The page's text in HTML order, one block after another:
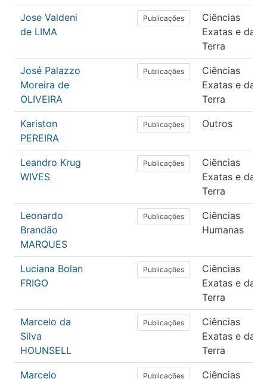
Jose Valdeni
de LIMA
Publicações
Ciências
Exatas e da
Terra
José Palazzo
Moreira de
OLIVEIRA
Publicações
Ciências
Exatas e da
Terra
Kariston
PEREIRA
Publicações Outros
Leandro Krug
WIVES
Publicações
Ciências
Exatas e da
Terra
Leonardo
Brandão
MARQUES
Publicações
Ciências
Humanas
Luciana Bolan
FRIGO
Publicações
Ciências
Exatas e da
Terra
Marcelo da
Silva
HOUNSELL
Publicações
Ciências
Exatas e da
Terra
Marcelo Publicações Ciências